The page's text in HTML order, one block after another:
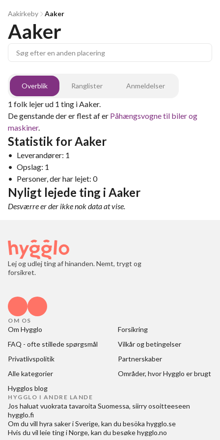
Aakirkeby Aaker
Aaker
Overblik Ranglister Anmeldelser
1 folk lejer ud 1 ting iAaker.
De genstande der er flest af er Påhængsvogne til biler og
maskiner.
Statistik forAaker
• Leverandører: 1
• Opslag: 1
• Personer, der har lejet: 0
Nyligt lejede ting i Aaker
Desværre er der ikke nok data at vise.
Lej og udlej ting af hinanden. Nemt, trygt og
forsikret.
OM OS
Om Hygglo
Forsikring
FAQ - ofte stillede spørgsmål
Vilkår og betingelser
Privatlivspolitik
Partnerskaber
Alle kategorier
Områder, hvor Hygglo er brugt
Hygglos blog
HYGGLO I ANDRE LANDE
Jos haluat vuokrata tavaroita Suomessa, siirry osoitteeseen
hygglo.fi
Om du vill hyra saker i Sverige, kan du besöka hygglo.se
Hvis du vil leie ting i Norge, kan du besøkehygglo.no